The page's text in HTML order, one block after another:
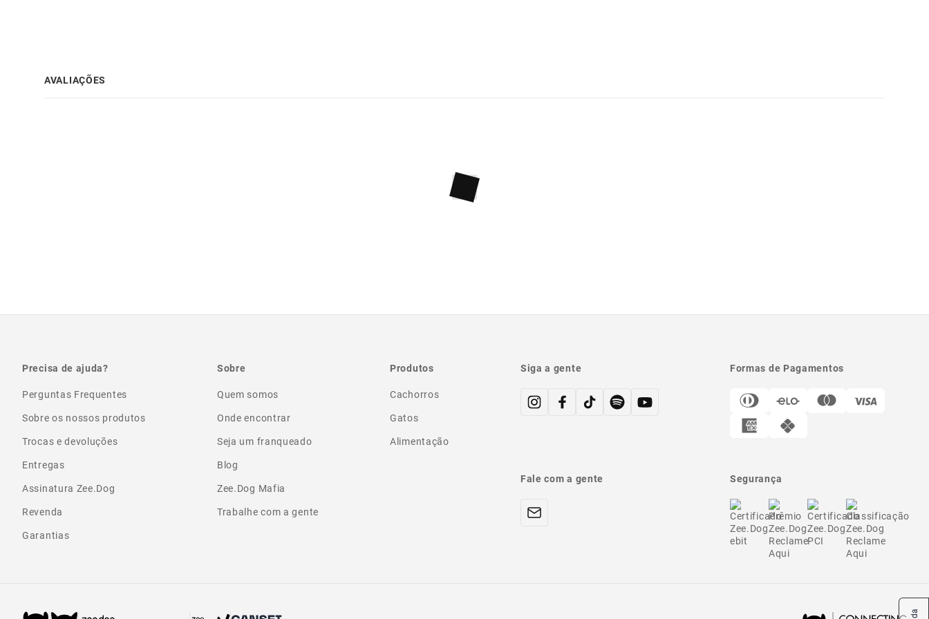
AVALIAÇÕES
Precisa de ajuda?
Perguntas Frequentes
Sobre os nossos produtos
Trocas e devoluções
Entregas
Assinatura Zee.Dog
Revenda
Garantias
Sobre
Quem somos
Onde encontrar
Seja um franqueado
Blog
Zee.Dog Mafia
Trabalhe com a gente
Produtos
Cachorros
Gatos
Alimentação
Siga a gente
Fale com a gente
Formas de Pagamentos
Segurança